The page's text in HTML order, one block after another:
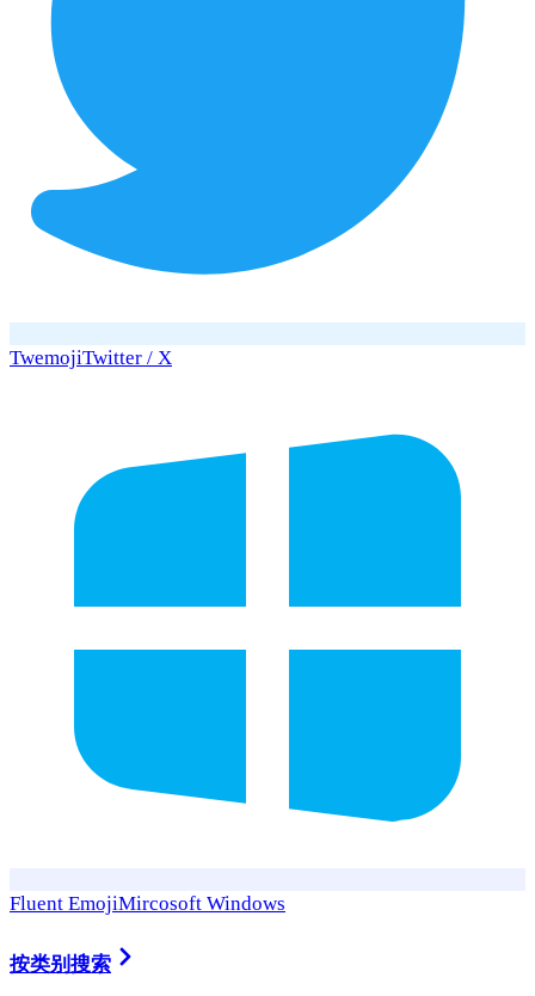
TwemojiTwitter / X
Fluent EmojiMircosoft Windows
按类别搜索